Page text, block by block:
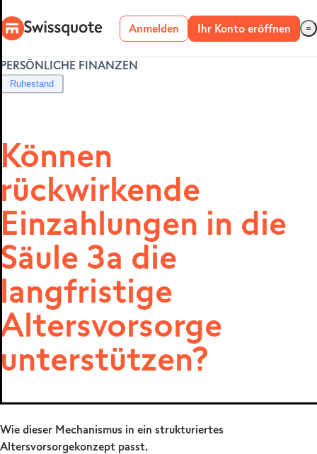
Anmelden
METATRADER 4 &
5
MetaTrader 4
MetaTrader 5
Ihr Konto eröffnen
PERSÖNLICHE FINANZEN
Ruhestand
Können
rückwirkende
Einzahlungen in die
Säule 3a die
langfristige
Altersvorsorge
unterstützen?
Wie dieser Mechanismus in ein strukturiertes
Altersvorsorgekonzept passt.